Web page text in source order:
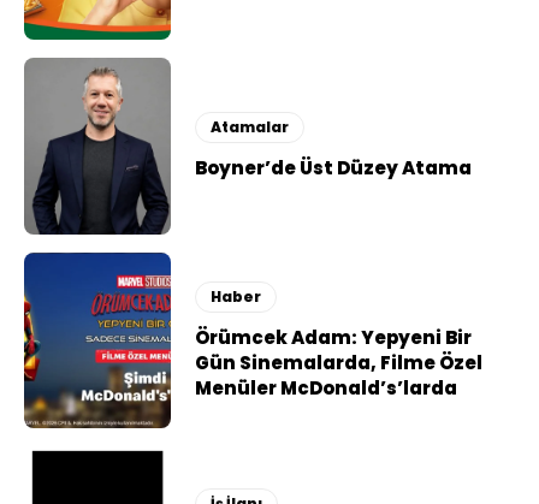
Atamalar
Boyner’de Üst Düzey Atama
Haber
Örümcek Adam: Yepyeni Bir
Gün Sinemalarda, Filme Özel
Menüler McDonald’s’larda